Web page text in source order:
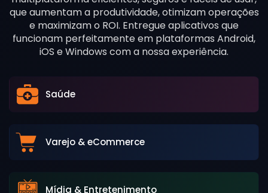
que aumentam a produtividade, otimizam operações
e maximizam o ROI. Entregue aplicativos que
funcionam perfeitamente em plataformas Android,
iOS e Windows com a nossa experiência.
Saúde
Varejo & eCommerce
Mídia & Entretenimento